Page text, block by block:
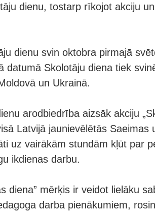
dienu, tostarp rīkojot akciju
dienu svin oktobra pirmajā
datumā Skolotāju diena tiek
un Ukrainā.
arodbiedrība aizsāk akciju
Latvijā jaunievēlētās Saeimas
uz vairākām stundām kļūt par
ikdienas darbu.
diena” mērķis ir veidot lielāku
darba pienākumiem,